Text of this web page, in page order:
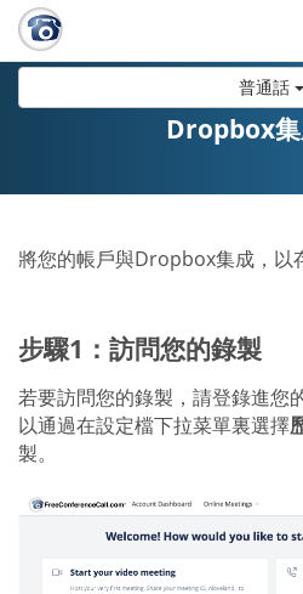
普通話
Dropbox
將您的帳戶與Dropbox集成，以
步驟1：訪問您的錄製
若要訪問您的錄製，請登錄進您
以通過在設定檔下拉菜單裏選擇
製。